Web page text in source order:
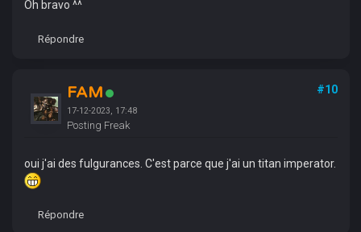
Oh bravo ^^
Répondre
FAM
17-12-2023, 17:48
Posting Freak
#10
oui j'ai des fulgurances. C'est parce que j'ai un titan imperator.
Répondre